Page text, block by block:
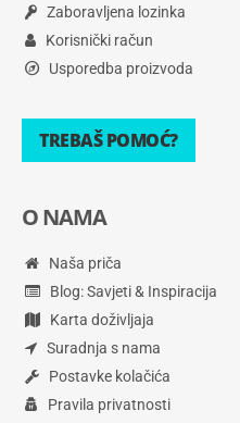
Zaboravljena lozinka
Korisnički račun
Usporedba proizvoda
TREBAŠ POMOĆ?
O NAMA
Naša priča
Blog: Savjeti & Inspiracija
Karta doživljaja
Suradnja s nama
Postavke kolačića
Pravila privatnosti